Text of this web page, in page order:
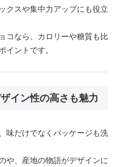
クスや集中力アップにも役立
コなら、カロリーや糖質も比
イントです。
イン性の高さも魅力
味だけでなくパッケージも洗
や、産地の物語がデザインに